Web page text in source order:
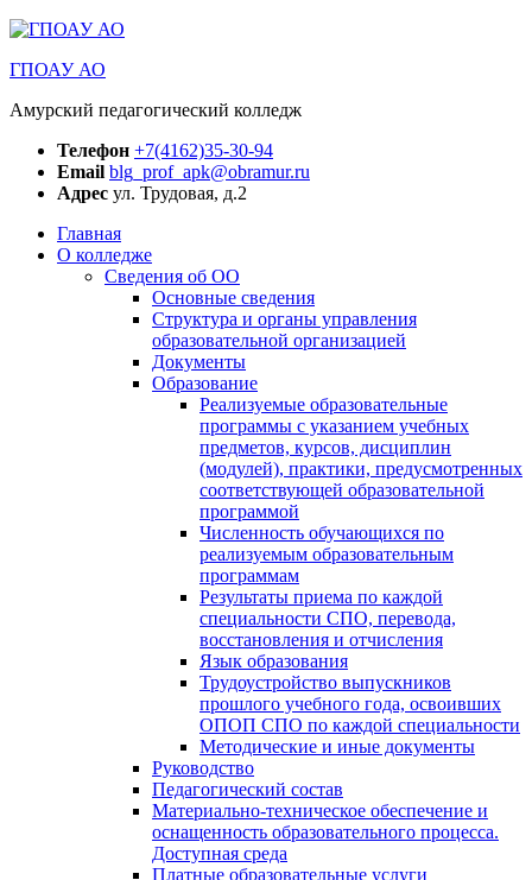
ГПОАУ АО
Амурский педагогический колледж
Телефон +7(4162)35-30-94
Email blg_prof_apk@obramur.ru
Адрес ул. Трудовая, д.2
Главная
О колледже
Сведения об ОО
Основные сведения
Структура и органы управления
образовательной организацией
Документы
Образование
Реализуемые образовательные
программы с указанием учебных
предметов, курсов, дисциплин
(модулей), практики, предусмотренных
соответствующей образовательной
программой
Численность обучающихся по
реализуемым образовательным
программам
Результаты приема по каждой
специальности СПО, перевода,
восстановления и отчисления
Язык образования
Трудоустройство выпускников
прошлого учебного года, освоивших
ОПОП СПО по каждой специальности
Методические и иные документы
Руководство
Педагогический состав
Материально-техническое обеспечение и
оснащенность образовательного процесса.
Доступная среда
Платные образовательные услуги